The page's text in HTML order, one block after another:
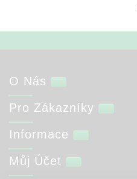
O Nás
Pro Zákazníky
Informace
Můj Účet